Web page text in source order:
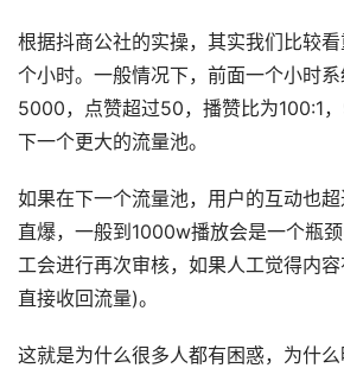
根据抖商公社的实操，其实我们比较
个小时。一般情况下，前面一个小时
5000，点赞超过50，播赞比为100:1
下一个更大的流量池。
如果在下一个流量池，用户的互动也
直爆，一般到1000w播放会是一个瓶
工会进行再次审核，如果人工觉得内
直接收回流量)。
这就是为什么很多人都有困惑，为什